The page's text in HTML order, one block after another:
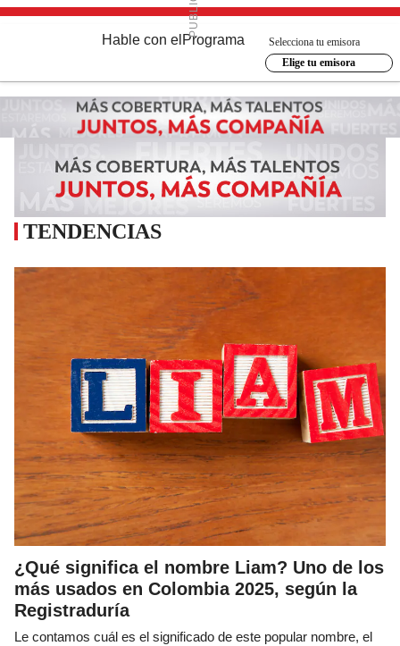
Hable con el Programa
Selecciona tu emisora
Elige tu emisora
TENDENCIAS
¿Qué significa el nombre Liam? Uno de los
más usados en Colombia 2025, según la
Registraduría
Le contamos cuál es el significado de este popular nombre, el